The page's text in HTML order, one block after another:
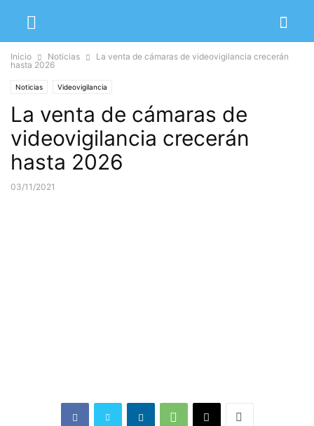
Inicio Noticias
La venta de cámaras de videovigilancia crecerán
hasta 2026
Noticias Videovigilancia
La venta de cámaras de
videovigilancia crecerán
hasta 2026
03/11/2021